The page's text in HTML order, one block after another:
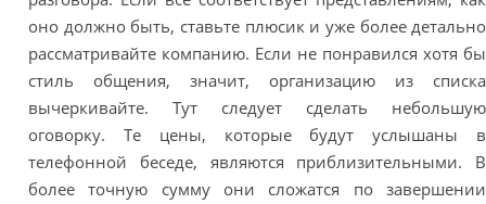
оно должно быть, ставьте плюсик и уже более детально
рассматривайте компанию. Если не понравился хотя бы
стиль общения, значит, организацию из списка
вычеркивайте. Тут следует сделать небольшую
оговорку. Те цены, которые будут услышаны в
телефонной беседе, являются приблизительными. В
более точную сумму они сложатся по завершении